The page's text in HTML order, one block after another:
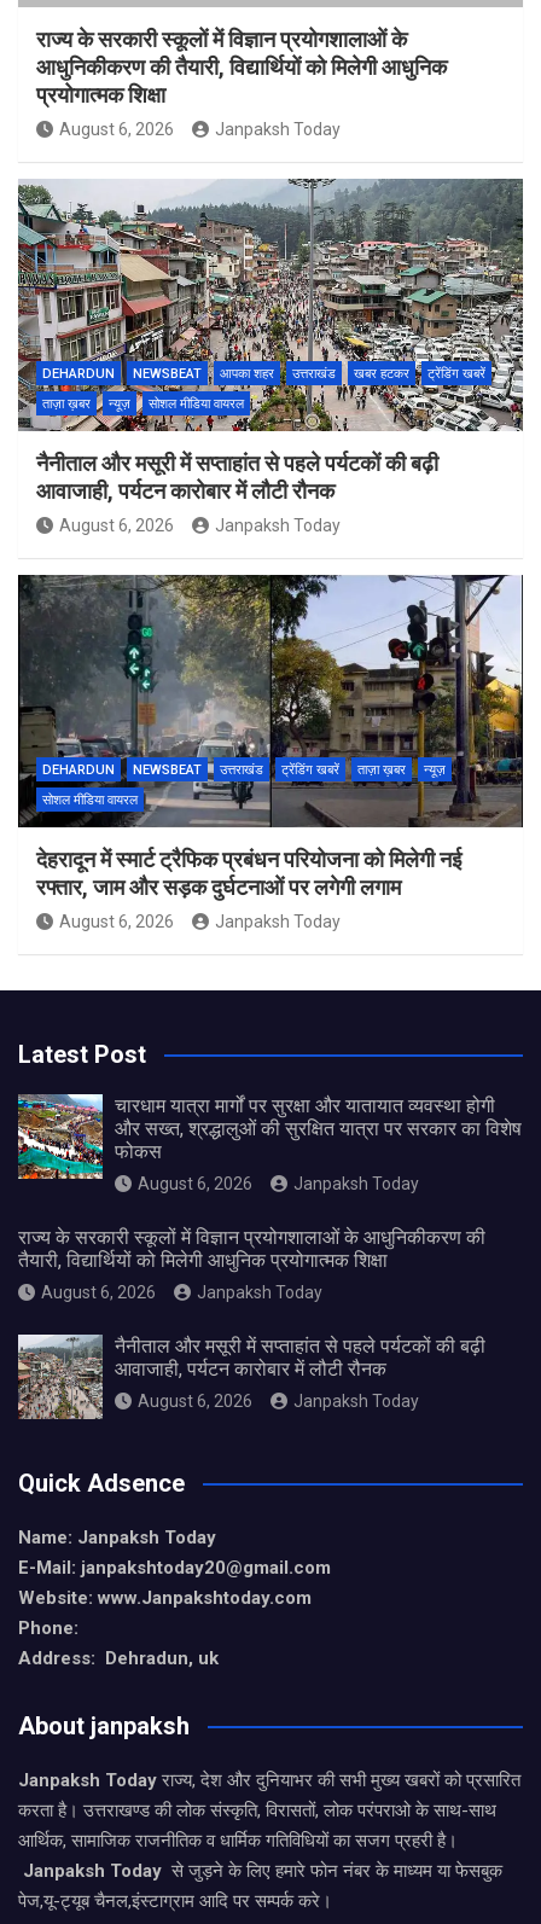
राज्य के सरकारी स्कूलों में विज्ञान प्रयोगशालाओं के
आधुनिकीकरण की तैयारी, विद्यार्थियों को मिलेगी आधुनिक
प्रयोगात्मक शिक्षा
August 6, 2026 Janpaksh Today
DEHARDUN NEWSBEAT आपका शहर उत्तराखंड खबर हटकर
ट्रेंडिंग खबरें
ताज़ा ख़बर
न्यूज़ सोशल मीडिया वायरल
नैनीताल और मसूरी में सप्ताहांत से पहले पर्यटकों की बढ़ी
आवाजाही, पर्यटन कारोबार में लौटी रौनक
August 6, 2026 Janpaksh Today
DEHARDUN NEWSBEAT उत्तराखंड ट्रेंडिंग खबरें ताज़ा ख़बर
न्यूज़
सोशल मीडिया वायरल
देहरादून में स्मार्ट ट्रैफिक प्रबंधन परियोजना को मिलेगी नई
रफ्तार, जाम और सड़क दुर्घटनाओं पर लगेगी लगाम
August 6, 2026 Janpaksh Today
Latest Post
चारधाम यात्रा मार्गों पर सुरक्षा और यातायात व्यवस्था होगी
और सख्त, श्रद्धालुओं की सुरक्षित यात्रा पर सरकार का विशेष
फोकस
August 6, 2026 Janpaksh Today
राज्य के सरकारी स्कूलों में विज्ञान प्रयोगशालाओं के आधुनिकीकरण की
तैयारी, विद्यार्थियों को मिलेगी आधुनिक प्रयोगात्मक शिक्षा
August 6, 2026 Janpaksh Today
नैनीताल और मसूरी में सप्ताहांत से पहले पर्यटकों की बढ़ी
आवाजाही, पर्यटन कारोबार में लौटी रौनक
August 6, 2026 Janpaksh Today
Quick Adsence
Name: Janpaksh Today
E-Mail: janpakshtoday20@gmail.com
Website: www.Janpakshtoday.com
Phone:
Address: Dehradun, uk
About janpaksh
Janpaksh Todayराज्य, देश और दुनियाभर की सभी मुख्य खबरों को प्रसारित
करता है। उत्तराखण्ड की लोक संस्कृति, विरासतों, लोक परंपराओ के साथ-साथ
आर्थिक, सामाजिक राजनीतिक व धार्मिक गतिविधियों का सजग प्रहरी है।
Janpaksh Today से जुड़ने के लिए हमारे फोन नंबर के माध्यम या फेसबुक
पेज,यू-ट्यूब चैनल,इंस्टाग्राम आदि पर सम्पर्क करे।